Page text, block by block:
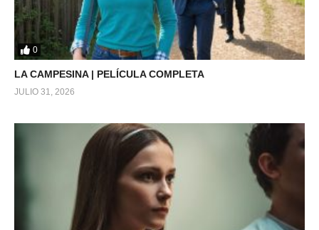
0
LA CAMPESINA | PELÍCULA COMPLETA
JULIO 31, 2026